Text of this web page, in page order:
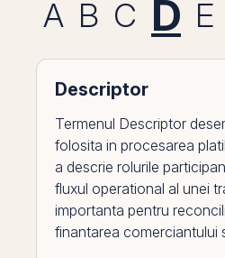
A B C D E
Descriptor
Termenul Descriptor
folosita in procesarea
a descrie rolurile
fluxul operational al unei
importanta pentru
finantarea comerciantului